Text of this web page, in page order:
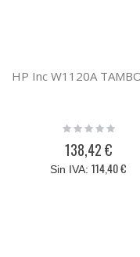
Rating:
138,42 €
114,40 €